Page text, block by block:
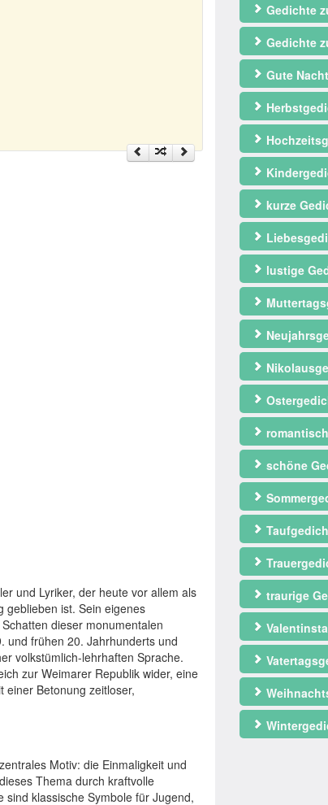
und Lyriker, der heute vor allem als
geblieben ist. Sein eigenes
dieser monumentalen
und frühen 20. Jahrhunderts und
volkstümlich-lehrhaften Sprache.
zur Weimarer Republik wider, eine
einer Betonung zeitloser,
Motiv: die Einmaligkeit und
Thema durch kraftvolle
klassische Symbole für Jugend,
Gedichte
Gedichte
Gute
kurze
lustige
schöne
traurige